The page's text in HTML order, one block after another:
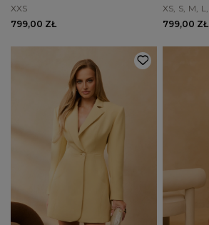
XXS
799,00 ZŁ
XS S M L
799,00 ZŁ